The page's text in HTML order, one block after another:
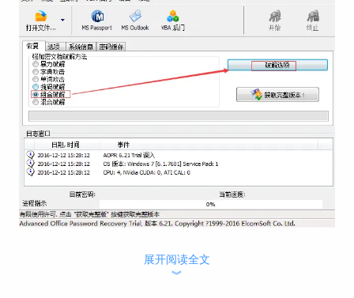
打开AOPR组合破解破解选项示例
用户可以根据需求在开始之前进行破解选项设置，
展开阅读全文
︾